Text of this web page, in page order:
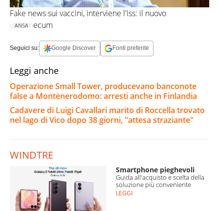
ANSA
Fake news sui vaccini, interviene l'Iss: il nuovo
vademecum
Seguici su: Google Discover Fonti preferite
Leggi anche
Operazione Small Tower, producevano banconote
false a Montenerodomo: arresti anche in Finlandia
Cadavere di Luigi Cavallari marito di Roccella trovato
nel lago di Vico dopo 38 giorni, "attesa straziante"
WINDTRE
Smartphone pieghevoli
Guida all'acquisto e scelta della
soluzione più conveniente
LEGGI